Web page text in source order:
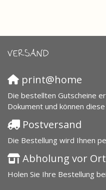
VERSAND
print@home
Die bestellten Gutscheine
Dokument und können
Postversand
Die Bestellung wird Ihnen
Abholung vor Ort
Holen Sie Ihre Bestellung